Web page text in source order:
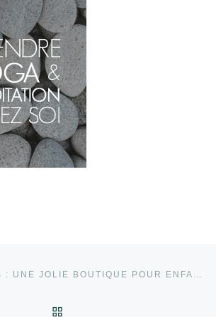
ROSE DESBOIS : UNE JOLIE BOUTIQUE POUR ENFANTS